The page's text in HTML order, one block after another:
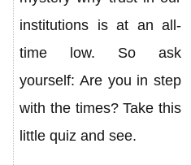
institutions is at an all-
time low. So ask
yourself: Are you in step
with the times? Take this
little quiz and see.